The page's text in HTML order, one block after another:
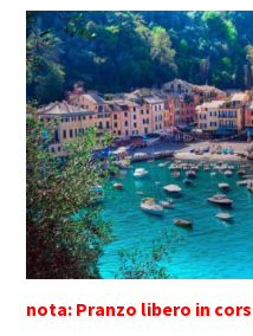
nota: Pranzo libero in